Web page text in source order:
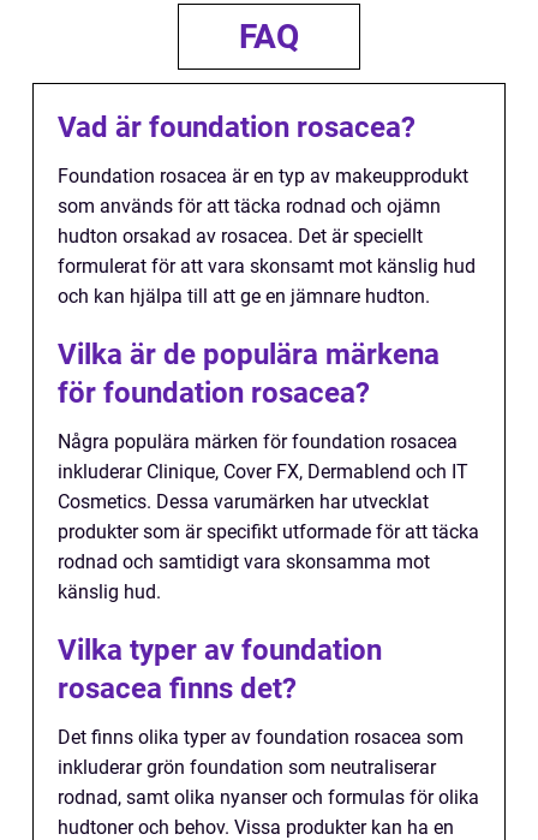
FAQ
Vad är foundation rosacea?
Foundation rosacea är en typ av makeupprodukt
som används för att täcka rodnad och ojämn
hudton orsakad av rosacea. Det är speciellt
formulerat för att vara skonsamt mot känslig hud
och kan hjälpa till att ge en jämnare hudton.
Vilka är de populära märkena
för foundation rosacea?
Några populära märken för foundation rosacea
inkluderar Clinique, Cover FX, Dermablend och IT
Cosmetics. Dessa varumärken har utvecklat
produkter som är specifikt utformade för att täcka
rodnad och samtidigt vara skonsamma mot
känslig hud.
Vilka typer av foundation
rosacea finns det?
Det finns olika typer av foundation rosacea som
inkluderar grön foundation som neutraliserar
rodnad, samt olika nyanser och formulas för olika
hudtoner och behov. Vissa produkter kan ha en